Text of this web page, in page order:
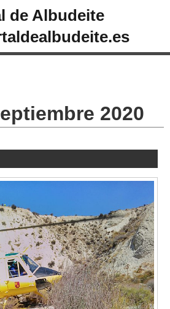
de Albudeite
2020